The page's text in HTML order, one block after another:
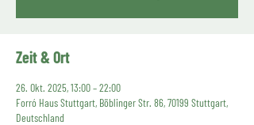
Zeit & Ort
26. Okt. 2025, 13:00 – 22:00
Forró Haus Stuttgart, Böblinger Str. 86, 70199 Stuttgart,
Deutschland